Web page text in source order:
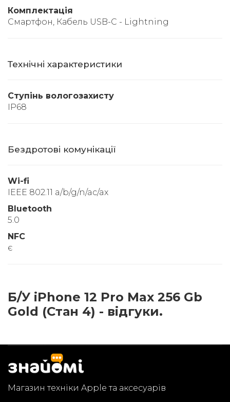
Комплектація
Смартфон, Кабель USB-C - Lightning
Технічні характеристики
Ступінь вологозахисту
IP68
Бездротові комунікації
Wi-fi
IEEE 802.11 a/b/g/n/ac/ax
Bluetooth
5.0
NFC
є
Б/У iPhone 12 Pro Max 256 Gb
Gold (Стан 4) - відгуки.
Магазин техніки Apple та аксесуарів